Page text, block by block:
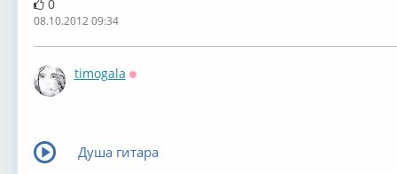
0
08.10.2012 09:34
timogala
Душа гитара